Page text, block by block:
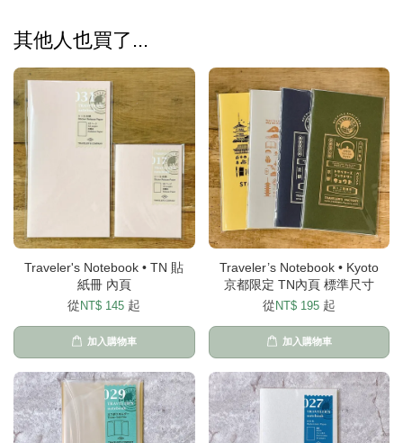
其他人也買了...
Traveler's Notebook • TN 貼
紙冊 內頁
從 NT$ 145 起
加入購物車
Traveler’s Notebook • Kyoto
京都限定 TN內頁 標準尺寸
從 NT$ 195 起
加入購物車